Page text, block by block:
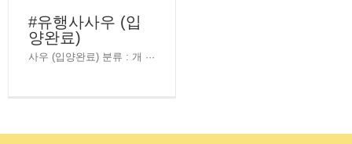
#유행사사우 (입
양완료)
사우 (입양완료) 분류 : 개 ···